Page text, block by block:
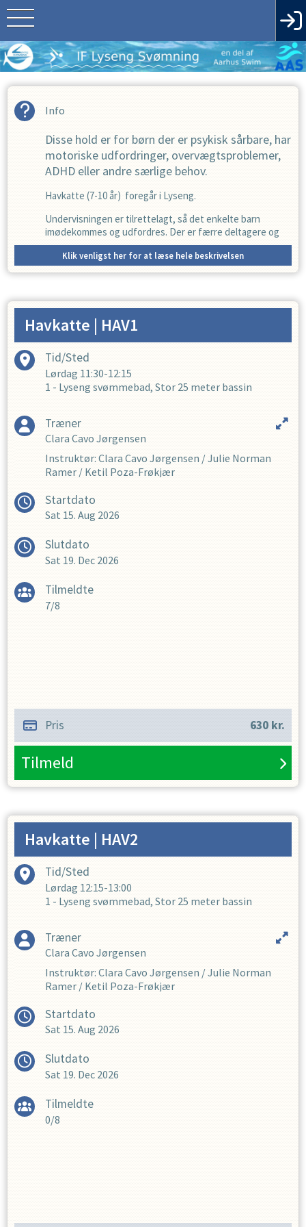
Info
Disse hold er for børn der er psykisk sårbare, har
motoriske udfordringer, overvægtsproblemer,
ADHD eller andre særlige behov.
Havkatte (7-10 år) foregår i Lyseng.
Undervisningen er tilrettelagt, så det enkelte barn
imødekommes og udfordres. Der er færre deltagere og
flere undervisere på de enkelte hold, der er god tid og
plads til individuel hjælp. Undervisningen går frem med
enkelt instruktion og der læres svømmefærdigheder via
Holdets undervisning foregår i det dybe bassin (120-180
cm), vi starter i den lave ende og bevæger os langsomt ud
på det dybere. Vi har hjælpemidler til opdrift. Dette hold er
uden ledsager.
Klik venligst her for at læse hele beskrivelsen
Havkatte | HAV1
Tid/Sted
Lørdag 11:30-12:15
1 - Lyseng svømmebad, Stor 25 meter bassin
Træner
Clara Cavo Jørgensen
Instruktør: Clara Cavo Jørgensen /Julie Norman
Ramer / Ketil Poza-Frøkjær
Startdato
Sat 15. Aug 2026
Slutdato
Sat 19. Dec 2026
Tilmeldte
7/8
Pris 630 kr.
Tilmeld
Havkatte | HAV2
Tid/Sted
Lørdag 12:15-13:00
1 - Lyseng svømmebad, Stor 25 meter bassin
Træner
Clara Cavo Jørgensen
Instruktør: Clara Cavo Jørgensen /Julie Norman
Ramer / Ketil Poza-Frøkjær
Startdato
Sat 15. Aug 2026
Slutdato
Sat 19. Dec 2026
Tilmeldte
0/8